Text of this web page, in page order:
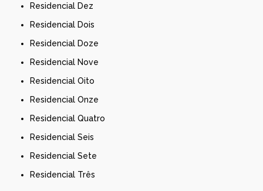
Residencial Dez
Residencial Dois
Residencial Doze
Residencial Nove
Residencial Oito
Residencial Onze
Residencial Quatro
Residencial Seis
Residencial Sete
Residencial Três